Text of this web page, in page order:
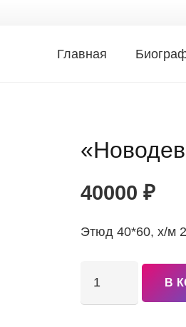
Главная
40000 ₽
Этюд 40*60, х/м
Количество
товара
В